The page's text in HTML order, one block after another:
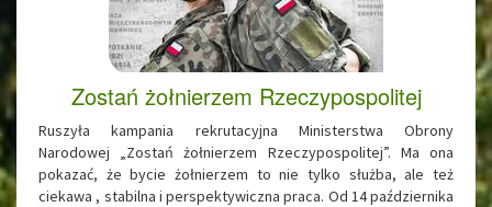
Zostań żołnierzem Rzeczypospolitej
Ruszyła kampania rekrutacyjna Ministerstwa Obrony
Narodowej „Zostań żołnierzem Rzeczypospolitej”. Ma ona
pokazać, że bycie żołnierzem to nie tylko służba, ale też
ciekawa , stabilna i perspektywiczna praca. Od 14 października